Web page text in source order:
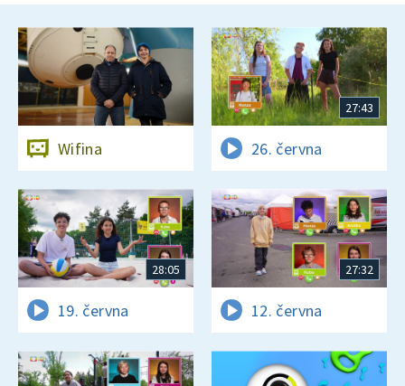
Wifina
27:43
26. června
28:05
19. června
27:32
12. června